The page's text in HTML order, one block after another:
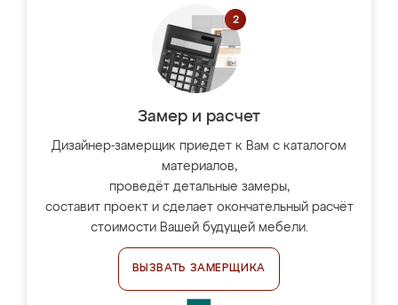
Замер и расчет
Дизайнер-замерщик приедет к Вам с каталогом
материалов,
проведёт детальные замеры,
составит проект и сделает окончательный расчёт
стоимости Вашей будущей мебели.
ВЫЗВАТЬ ЗАМЕРЩИКА